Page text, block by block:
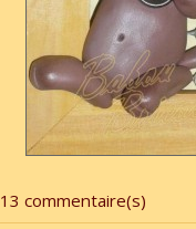
13 commentaire(s)